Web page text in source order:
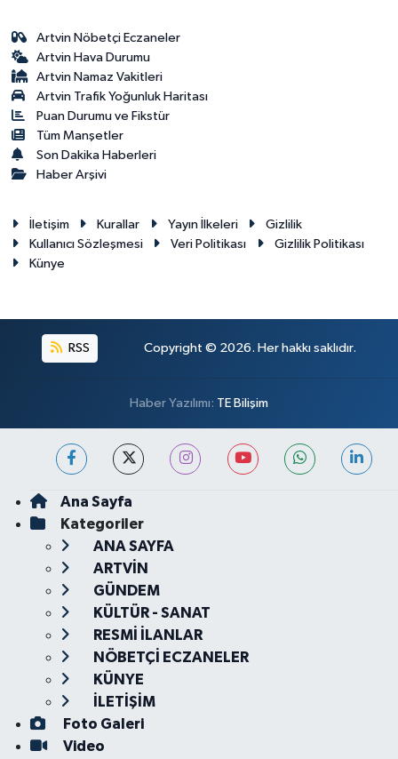
Artvin Nöbetçi Eczaneler
Artvin Hava Durumu
Artvin Namaz Vakitleri
Artvin Trafik Yoğunluk Haritası
Puan Durumu ve Fikstür
Tüm Manşetler
Son Dakika Haberleri
Haber Arşivi
İletişim Kurallar Yayın İlkeleri
Gizlilik
Kullanıcı Sözleşmesi
Veri Politikası
Gizlilik Politikası
Künye
RSS Copyright © 2026. Her hakkı saklıdır.
Haber Yazılımı: TE Bilişim
Ana Sayfa
Kategoriler
ANA SAYFA
ARTVİN
GÜNDEM
KÜLTÜR - SANAT
RESMİ İLANLAR
NÖBETÇİ ECZANELER
KÜNYE
İLETİŞİM
Foto Galeri
Video